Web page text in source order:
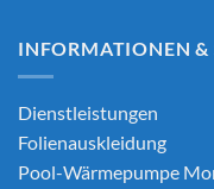
INFORMATIONEN &
Dienstleistungen
Folienauskleidung
Pool-Wärmepumpe